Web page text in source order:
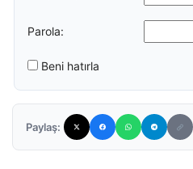
Parola:
Beni hatırla
Paylaş: